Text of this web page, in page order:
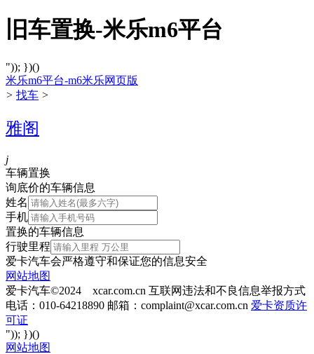
旧车置换-米乐m6平台
")); })()
米乐m6平台-m6米乐网页版
> 找车 >
雅阁
j
车辆置换
询底价的车辆信息
姓名
手机
置换的车辆信息
行驶里程
爱卡汽车会严格遵守和保证您的信息安全
网站地图
爱卡汽车©2024 xcar.com.cn 互联网违法和不良信息举报方式
电话：010-64218890 邮箱： complaint@xcar.com.cn 爱卡资质许
可证
")); })()
网站地图